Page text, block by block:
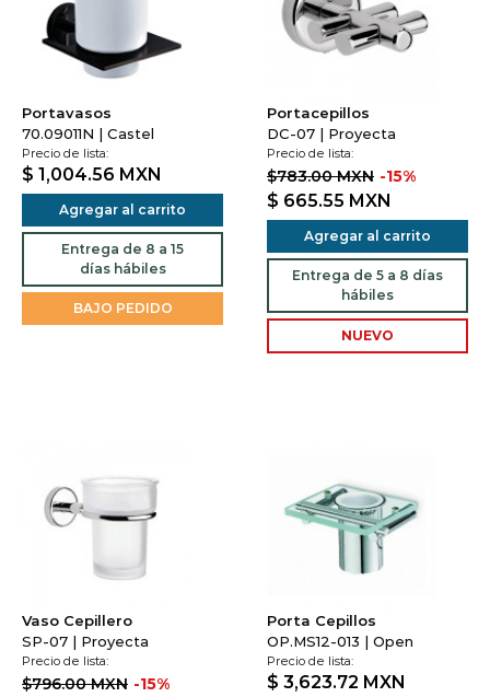
Portavasos
70.09011N | Castel
Precio de lista:
$ 1,004.56 MXN
Agregar al carrito
Entrega de 8 a 15
días hábiles
BAJO PEDIDO
Portacepillos
DC-07 | Proyecta
Precio de lista:
$783.00 MXN -15%
$ 665.55 MXN
Agregar al carrito
Entrega de 5 a 8 días
hábiles
NUEVO
Vaso Cepillero
SP-07 | Proyecta
Precio de lista:
$796.00 MXN -15%
Porta Cepillos
OP.MS12-013 | Open
Precio de lista:
$ 3,623.72 MXN